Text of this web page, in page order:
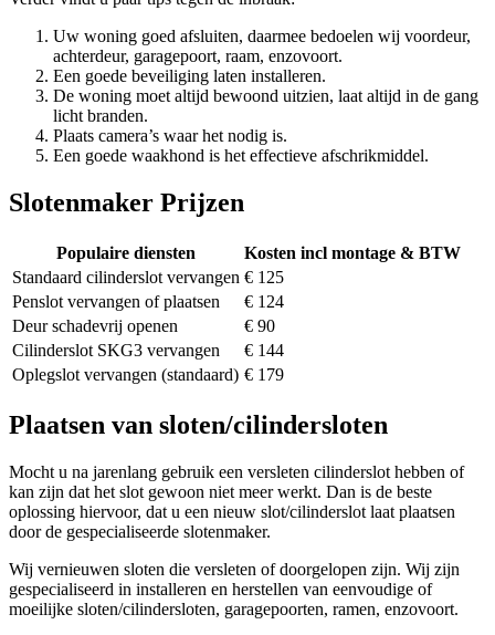
Uw woning goed afsluiten, daarmee bedoelen wij voordeur,
achterdeur, garagepoort, raam, enzovoort.
Een goede beveiliging laten installeren.
De woning moet altijd bewoond uitzien, laat altijd in de gang
licht branden.
Plaats camera’s waar het nodig is.
Een goede waakhond is het effectieve afschrikmiddel.
Slotenmaker Prijzen
Populaire diensten
Kosten incl montage & BTW
Standaard cilinderslot vervangen € 125
Penslot vervangen of plaatsen
€ 124
Deur schadevrij openen
€ 90
Cilinderslot SKG3 vervangen
€ 144
Oplegslot vervangen (standaard) € 179
Plaatsen van sloten/cilindersloten
Mocht u na jarenlang gebruik een versleten cilinderslot hebben of
kan zijn dat het slot gewoon niet meer werkt. Dan is de beste
oplossing hiervoor, dat u een nieuw slot/cilinderslot laat plaatsen
door de gespecialiseerde slotenmaker.
Wij vernieuwen sloten die versleten of doorgelopen zijn. Wij zijn
gespecialiseerd in installeren en herstellen van eenvoudige of
moeilijke sloten/cilindersloten, garagepoorten, ramen, enzovoort.